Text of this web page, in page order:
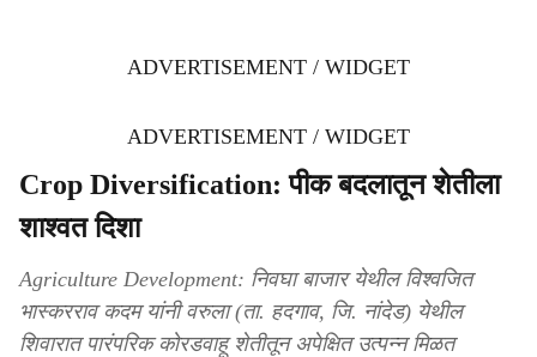
ADVERTISEMENT / WIDGET
ADVERTISEMENT / WIDGET
Crop Diversification: पीक बदलातून शेतीला
शाश्‍वत दिशा
Agriculture Development: निवघा बाजार येथील विश्‍वजित
भास्करराव कदम यांनी वरुला (ता. हदगाव, जि. नांदेड) येथील
शिवारात पारंपरिक कोरडवाहू शेतीतून अपेक्षित उत्पन्न मिळत